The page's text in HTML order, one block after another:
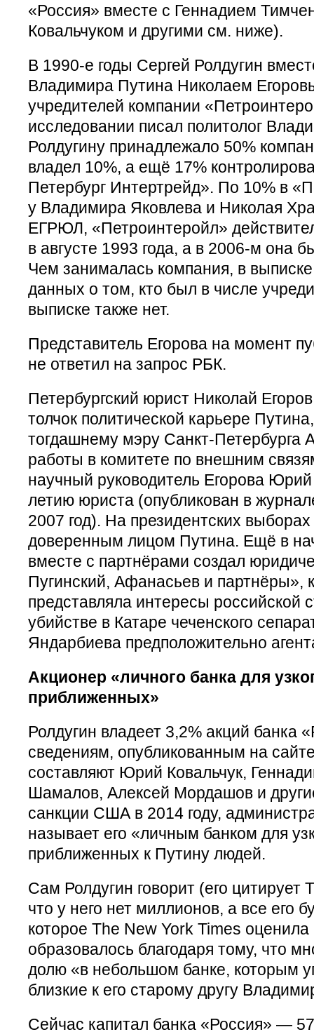
«Россия» вместе с Геннадием
Ковальчуком и другими см. ниже).
В 1990-е годы Сергей Ролдугин
Владимира Путина Николаем
учредителей компании
исследовании писал политолог
Ролдугину принадлежало 50%
владел 10%, а ещё 17%
Петербург Интертрейд». По 10% в
у Владимира Яковлева и Николая
ЕГРЮЛ, «Петроинтеройл»
в августе 1993 года, а в 2006-м она
Чем занималась компания, в
данных о том, кто был в числе
выписке также нет.
Представитель Егорова на момент
не ответил на запрос РБК.
Петербургский юрист Николай
толчок политической карьере
тогдашнему мэру Санкт-Петербурга
работы в комитете по внешним
научный руководитель Егорова Юрий
летию юриста (опубликован в
2007 год). На президентских
доверенным лицом Путина. Ещё в
вместе с партнёрами создал
Пугинский, Афанасьев и партнёры»,
представляла интересы российской
убийстве в Катаре чеченского
Яндарбиева предположительно
Акционер «личного банка для
приближенных»
Ролдугин владеет 3,2% акций банка
сведениям, опубликованным на
составляют Юрий Ковальчук,
Шамалов, Алексей Мордашов и
санкции США в 2014 году,
называет его «личным банком для
приближенных к Путину людей.
Сам Ролдугин говорит (его цитирует
что у него нет миллионов, а все его
которое The New York Times
образовалось благодаря тому, что
долю «в небольшом банке, которым
близкие к его старому другу
Сейчас капитал банка «Россия» —